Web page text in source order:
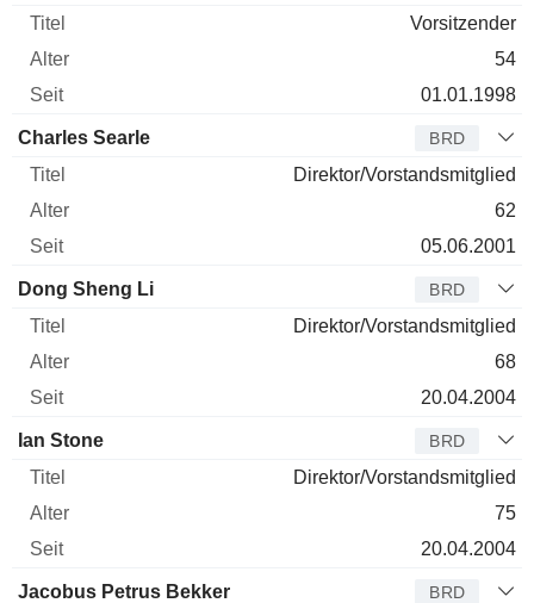
Vorsitzender
54
01.01.1998
Charles Searle BRD
Direktor/Vorstandsmitglied
62
05.06.2001
Dong Sheng Li BRD
Direktor/Vorstandsmitglied
68
20.04.2004
Ian Stone BRD
Direktor/Vorstandsmitglied
75
20.04.2004
Jacobus Petrus Bekker BRD